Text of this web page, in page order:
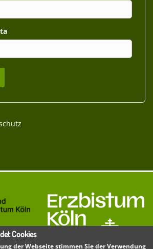
Cookies
der Webseite stimmen Sie der Verwendung